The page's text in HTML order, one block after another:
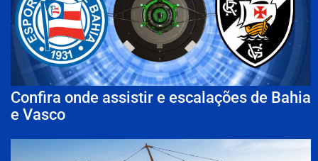
Confira onde assistir e escalações de Bahia
e Vasco